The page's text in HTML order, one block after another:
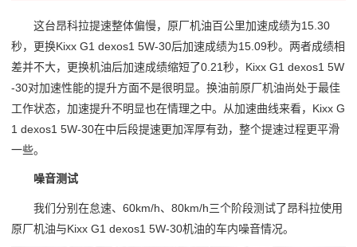
这台昂科拉提速整体偏慢，原厂机油百公里加速成绩为15.30
秒，更换Kixx G1 dexos1 5W-30后加速成绩为15.09秒。两者成绩相
差并不大，更换机油后加速成绩缩短了0.21秒，Kixx G1 dexos1 5W
-30对加速性能的提升方面不是很明显。换油前原厂机油尚处于最佳
工作状态，加速提升不明显也在情理之中。从加速曲线来看，Kixx G
1 dexos1 5W-30在中后段提速更加浑厚有劲，整个提速过程更平滑
一些。
噪音测试
我们分别在怠速、60km/h、80km/h三个阶段测试了昂科拉使用
原厂机油与Kixx G1 dexos1 5W-30机油的车内噪音情况。